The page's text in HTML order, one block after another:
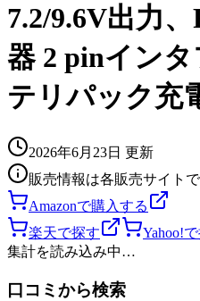
7.2/9.6V出力
器 2 pinイン
テリパック充
2026年6月23日 更新
販売情報は各販売サイト
Amazonで購入する
楽天で探す
Yahoo!
集計を読み込み中…
口コミから検索